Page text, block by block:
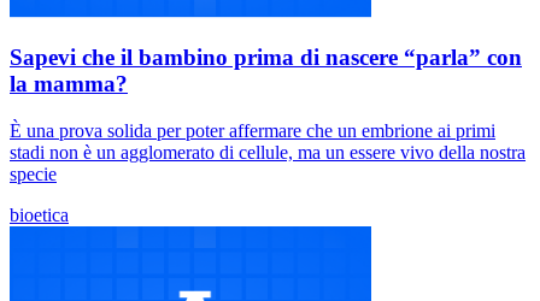
Sapevi che il bambino prima di nascere “parla” con
la mamma?
È una prova solida per poter affermare che un embrione ai primi
stadi non è un agglomerato di cellule, ma un essere vivo della nostra
specie
bioetica